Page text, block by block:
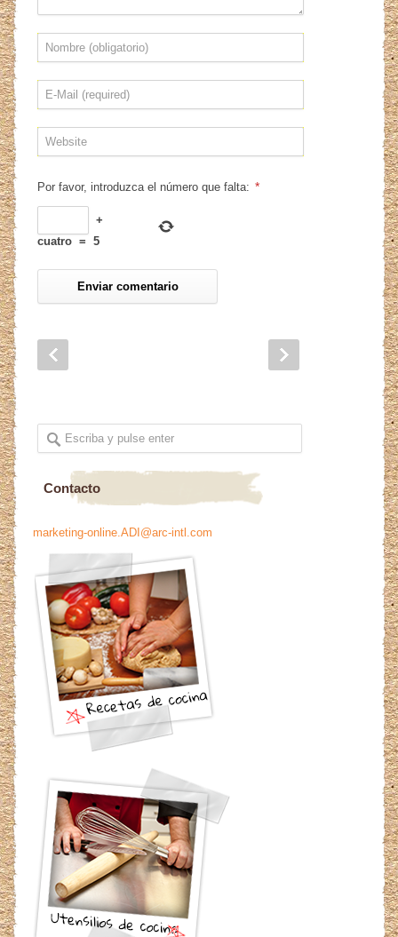
Por favor, introduzca el número que falta: *
+
cuatro = 5
Contacto
marketing-online.ADI@arc-intl.com